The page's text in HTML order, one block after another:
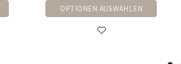
IN DEN WARENKORB